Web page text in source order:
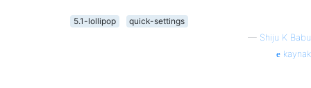
5.1-lollipop
quick-settings
— Shiju K Babu
kaynak